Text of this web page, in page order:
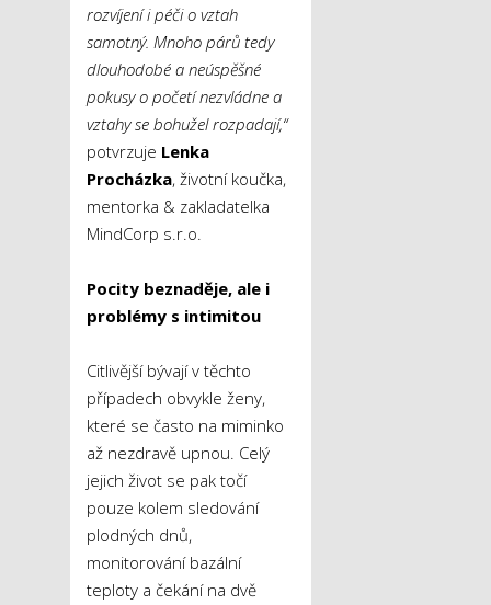
rozvíjení i péči o vztah
samotný. Mnoho párů tedy
dlouhodobé a neúspěšné
pokusy o početí nezvládne a
vztahy se bohužel rozpadají,“
potvrzuje Lenka
Procházka, životní koučka,
mentorka & zakladatelka
MindCorp s.r.o.
Pocity beznaděje, ale i
problémy s intimitou
Citlivější bývají v těchto
případech obvykle ženy,
které se často na miminko
až nezdravě upnou. Celý
jejich život se pak točí
pouze kolem sledování
plodných dnů,
monitorování bazální
teploty a čekání na dvě